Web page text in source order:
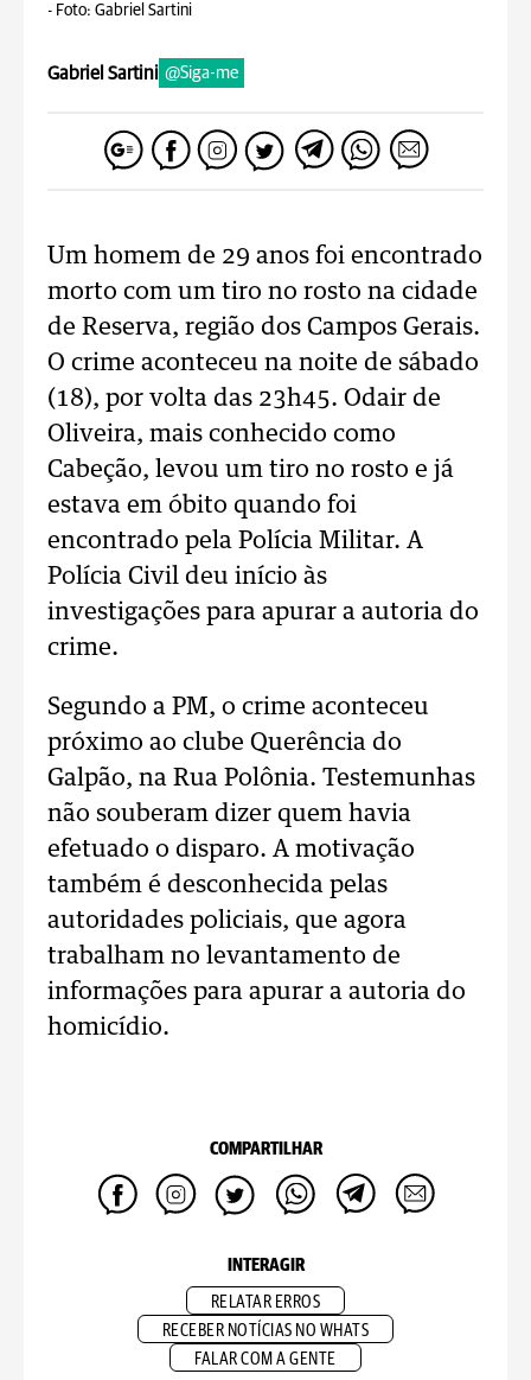
- Foto: Gabriel Sartini
Gabriel Sartini @Siga-me
Um homem de 29 anos foi encontrado
morto com um tiro no rosto na cidade
de Reserva, região dos Campos Gerais.
O crime aconteceu na noite de sábado
(18), por volta das 23h45. Odair de
Oliveira, mais conhecido como
Cabeção, levou um tiro no rosto e já
estava em óbito quando foi
encontrado pela Polícia Militar. A
Polícia Civil deu início às
investigações para apurar a autoria do
crime.
Segundo a PM, o crime aconteceu
próximo ao clube Querência do
Galpão, na Rua Polônia. Testemunhas
não souberam dizer quem havia
efetuado o disparo. A motivação
também é desconhecida pelas
autoridades policiais, que agora
trabalham no levantamento de
informações para apurar a autoria do
homicídio.
COMPARTILHAR
INTERAGIR
RELATAR ERROS
RECEBER NOTÍCIAS NO WHATS
FALAR COM A GENTE